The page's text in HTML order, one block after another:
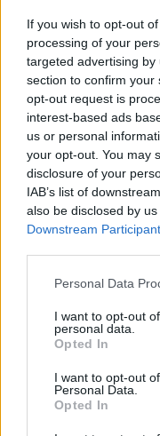
If you wish to opt-out
processing of your
targeted advertising
section to confirm your
opt-out request is
interest-based ads
us or personal
your opt-out. You may
disclosure of your
IAB’s list of
also be disclosed by
Downstream
Please note that this
not limited to your visit
grant or deny consent
use your data for
consent section.
Personal Data
I want to opt-out
personal data.
Opted In
I want to opt-out
Personal Data.
Opted In
Hírek
Videók
Kisállatok
#allergia #influenza
#orvosmeteorológia
#pajzsmirigy#reflux
Regisztráció